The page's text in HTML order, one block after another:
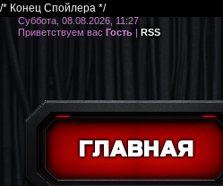
/* Конец Спойлера */
ГЛАВНАЯ
Суббота, 08.08.2026, 11:27
Приветствуем вас Гость | RSS